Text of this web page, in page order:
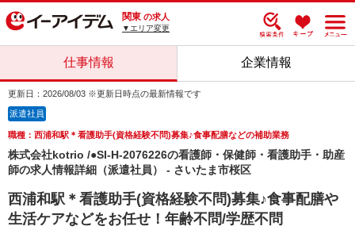
関東 の求人
▼エリア変更
仕事情報 企業情報
更新日：2026/08/03 ※更新日時点の最新情報です
派遣社員
職種：西浦和駅＊看護助手(資格経験不問)募集♪食事配膳などの補助業務
株式会社kotrio /●SI-H-2076226の看護師・保健師・看護助手・助産
師の求人情報詳細（派遣社員） - さいたま市桜区
西浦和駅＊看護助手(資格経験不問)募集♪食事配膳や
生活ケアなどをお任せ！年齢不問/学歴不問